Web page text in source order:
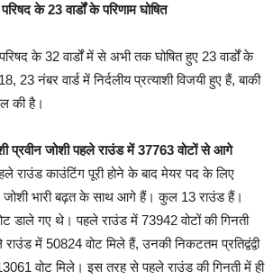
के 23 वार्डों के परिणाम घोषित
के 32 वार्डों में से अभी तक घोषित हुए 23 वार्डों के
23 नंबर वार्ड में निर्दलीय प्रत्याशी विजयी हुए हैं, बाकी
की है।
प्रवीन जोशी पहले राउंड में 37763 वोटों से आगे
राउंड काउंटिंग पूरी होने के बाद मेयर पद के लिए
जोशी भारी बढ़त के साथ आगे हैं। कुल 13 राउंड हैं।
डाले गए थे। पहले राउंड में 73942 वोटों की गिनती
में 50824 वोट मिले हैं, उनकी निकटतम प्रतिद्वंद्वी
वोट मिले। इस तरह से पहले राउंड की गिनती में ही